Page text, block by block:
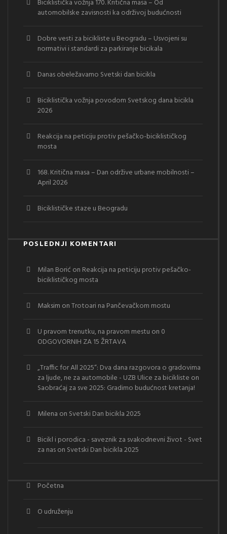
Biciklistička vožnja 170. Kritična masa – Od
automobilske zavisnosti ka održivoj budućnosti
Dobre vesti za bicikliste u Beogradu – Usvojeni su
normativi i standardi za parkiranje bicikala
Danas obeležavamo Svetski dan bicikla
Biciklistička vožnja povodom Svetskog dana bicikla
2026
Reakcija na peticiju protiv pešačko-biciklističkog
mosta
168. Kritična masa – Dan održive urbane mobilnosti –
April 2026
Biciklističke staze u Beogradu
POSLEDNJI KOMENTARI
Milan Borić on Reakcija na peticiju protiv pešačko-
biciklističkog mosta
Maksim onTrotoari na Pančevačkom mostu
U pravom trenutku, na pravom mestu on 0
ODGOVORNIH ZA 15 ŽRTAVA
„Traffic for All 2025“: Dva dana razgovora o gradovima
za ljude, ne za automobile - UZB Ulice za bicikliste on
Saobraćaj za sve 2025: Gradimo budućnost kretanja!
Milena on Svetski Dan bicikla 2025
Bicikl i porodica - saveznik za svakodnevni život - Svet
za nason Svetski Dan bicikla 2025
Početna
O udruženju